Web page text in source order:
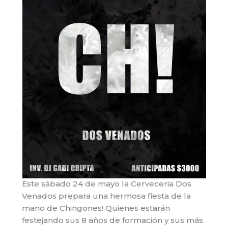
Este sábado 24 de mayo la Cerveceria Dos
Venados prepara una hermosa fiesta de la
mano de Chingones! Quienes estarán
festejando sus 8 años de formación y sus más